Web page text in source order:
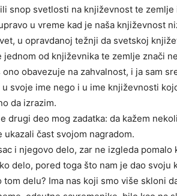
snop svetlosti na književnost te
u vreme kad je naša književnost
u opravdanoj težnji da svetskoj
jednom od književnika te zemlje znači
obavezuje na zahvalnost, i ja sam
svoje ime nego i u ime književnosti
da izrazim.
drugi deo mog zadatka: da kažem
ukazali čast svojom nagradom.
i njegovo delo, zar ne izgleda pomalo
delo, pored toga što nam je dao svoju
tom delu? Ima nas koji smo više skloni